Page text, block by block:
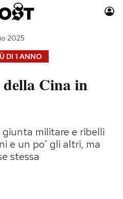
Auto
Moda
Storie/Idee
Ok Boomer!
Media
DI 1 ANNO
2025
Cina in
militare e ribelli
e un po' gli altri, ma
stessa